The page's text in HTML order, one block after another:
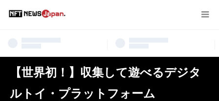
【世界初！】収集して遊べるデジタ
ルトイ・プラットフォーム